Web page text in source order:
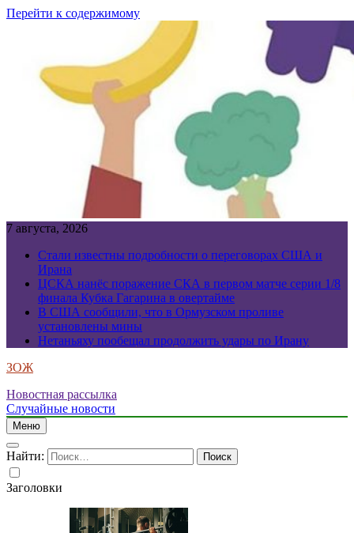
Перейти к содержимому
7 августа, 2026
Стали известны подробности о переговорах США и
Ирана
ЦСКА нанёс поражение СКА в первом матче серии 1/8
финала Кубка Гагарина в овертайме
В США сообщили, что в Ормузском проливе
установлены мины
Нетаньяху пообещал продолжить удары по Ирану
ЗОЖ
Новостная рассылка
Случайные новости
Меню
Найти:
Заголовки